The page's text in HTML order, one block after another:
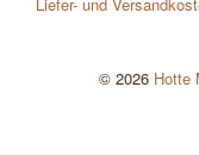
Liefer- und
© 2026 Hotte